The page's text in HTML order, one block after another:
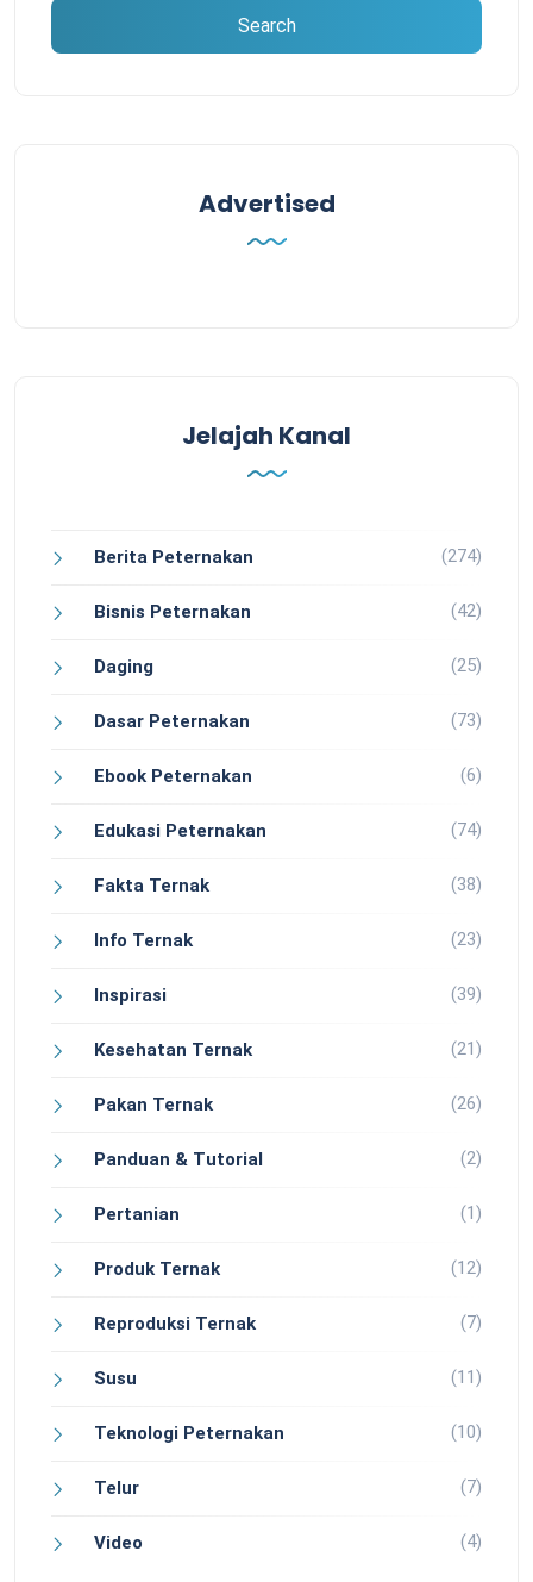
Advertised
Jelajah Kanal
Berita Peternakan (274)
Bisnis Peternakan (42)
Daging (25)
Dasar Peternakan (73)
Ebook Peternakan (6)
Edukasi Peternakan (74)
Fakta Ternak (38)
Info Ternak (23)
Inspirasi (39)
Kesehatan Ternak (21)
Pakan Ternak (26)
Panduan & Tutorial (2)
Pertanian (1)
Produk Ternak (12)
Reproduksi Ternak (7)
Susu (11)
Teknologi Peternakan (10)
Telur (7)
Video (4)